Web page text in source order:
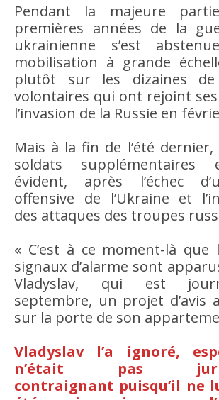
Pendant la majeure
premières années de la
ukrainienne s’est
mobilisation à grande
plutôt sur les dizaines
volontaires qui ont rejoint
l’invasion de la Russie en
Mais à la fin de l’été
soldats supplémentaires
évident, après l’échec
offensive de l’Ukraine et
des attaques des troupes
« C’est à ce moment-là que
signaux d’alarme sont
Vladyslav, qui est
septembre, un projet d’avis
sur la porte de son
Vladyslav l’a ignoré,
n’était pas
contraignant puisqu’il ne